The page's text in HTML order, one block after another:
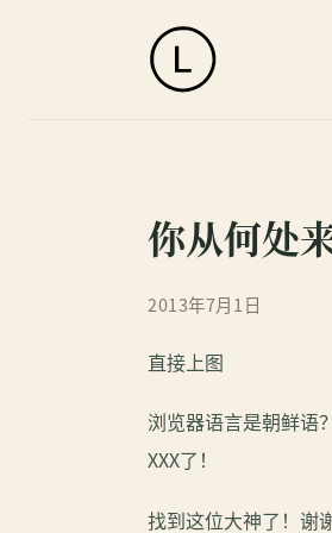
你从何处
2013年7月1日
直接上图
浏览器语言是朝鲜语
XXX了！
找到这位大神了！谢